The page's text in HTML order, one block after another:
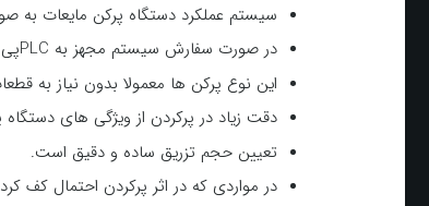
سیستم عملکرد دستگاه پركن مايعات به
در صورت سفارش سیستم مجهز به PLCپی ال سی واچ ام آی HMI است.
این نوع پرکن ها معمولا بدون نیاز به
دقت زیاد در پرکردن از ویژگی های
تعیین حجم تزریق ساده و دقیق است.
در مواردی که در اثر پرکردن احتمال کف